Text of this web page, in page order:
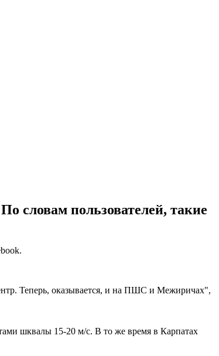
словам пользователей, такие
Теперь, оказывается, и на ПШС и Межиричах",
шквалы 15-20 м/с. В то же время в Карпатах